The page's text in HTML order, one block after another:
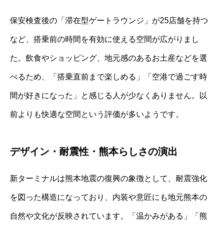
保安検査後の「滞在型ゲートラウンジ」が25店舗を持つ
など、搭乗前の時間を有効に使える空間が広がりまし
た。飲食やショッピング、地元感のあるお土産などを選
べるため、「搭乗直前まで楽しめる」「空港で過ごす時
間が好きになった」と感じる人が少なくありません。以
前よりも快適な空間という評価が多いようです。
デザイン・耐震性・熊本らしさの演出
新ターミナルは熊本地震の復興の象徴として、耐震強化
を図った構造になっており、内装や意匠にも地元熊本の
自然や文化が反映されています。「温かみがある」「熊